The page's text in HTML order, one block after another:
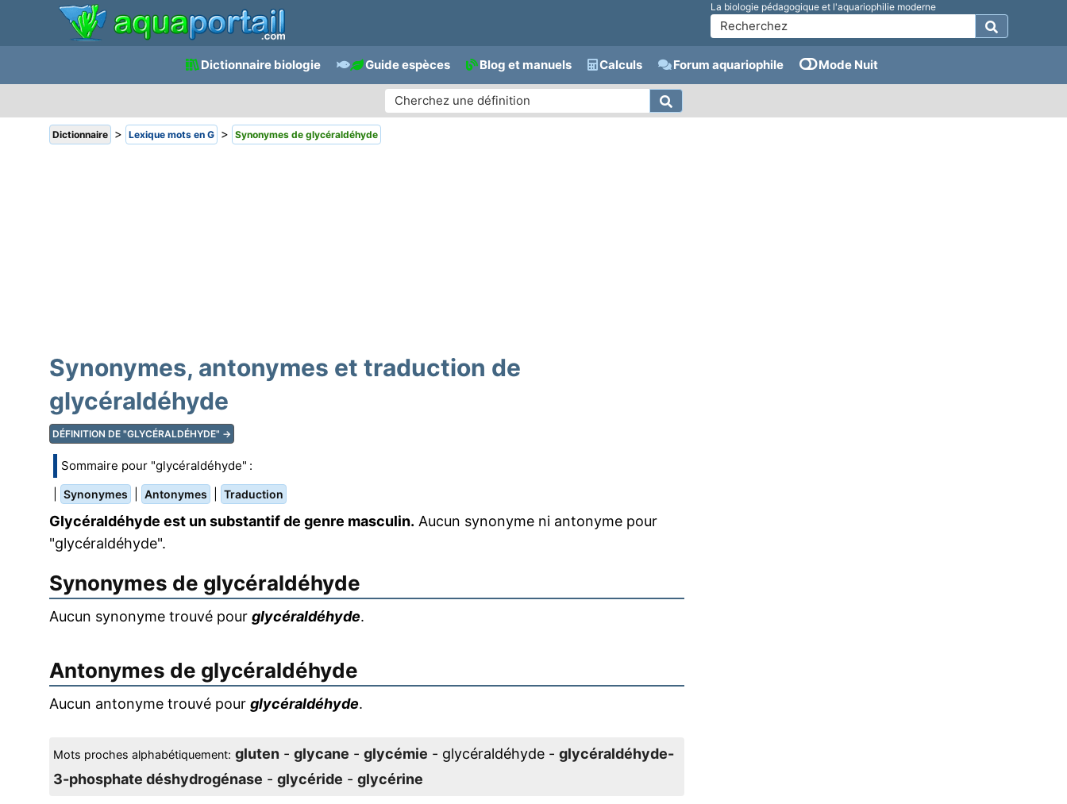
La biologie pédagogique et l'aquariophilie moderne
Dictionnaire biologie Guide espèces Blog et manuels Calculs Forum aquariophile Mode Nuit
Dictionnaire > Lexique mots en G > Synonymes de glycéraldéhyde
Synonymes, antonymes et traduction de
glycéraldéhyde
DÉFINITION DE "GLYCÉRALDÉHYDE" →
Sommaire pour "glycéraldéhyde" :
Synonymes Antonymes Traduction
Glycéraldéhyde est un substantif de genre masculin. Aucun synonyme ni antonyme pour
"glycéraldéhyde".
Synonymes de glycéraldéhyde
Aucun synonyme trouvé pour glycéraldéhyde.
Antonymes de glycéraldéhyde
Aucun antonyme trouvé pour glycéraldéhyde.
Mots proches alphabétiquement: gluten - glycane - glycémie - glycéraldéhyde - glycéraldéhyde-
3-phosphate déshydrogénase - glycéride - glycérine